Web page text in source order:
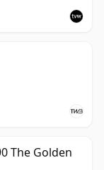
The Golden